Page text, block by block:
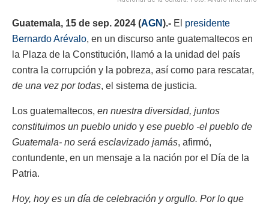
Guatemala, 15 de sep. 2024 (AGN).- El presidente
Bernardo Arévalo, en un discurso ante guatemaltecos en
la Plaza de la Constitución, llamó a la unidad del país
contra la corrupción y la pobreza, así como para rescatar,
de una vez por todas, el sistema de justicia.
Los guatemaltecos, en nuestra diversidad, juntos
constituimos un pueblo unido y ese pueblo -el pueblo de
Guatemala- no será esclavizado jamás, afirmó,
contundente, en un mensaje a la nación por el Día de la
Patria.
Hoy, hoy es un día de celebración y orgullo. Por lo que